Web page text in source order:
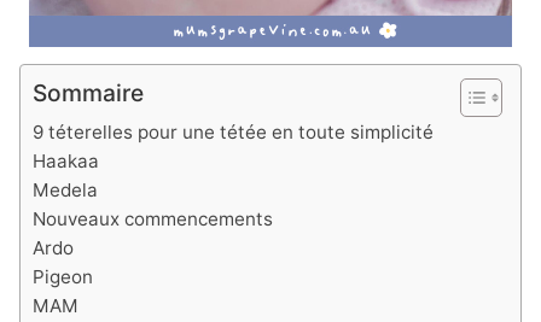
Sommaire
9 téterelles pour une tétée en toute simplicité
Haakaa
Medela
Nouveaux commencements
Ardo
Pigeon
MAM